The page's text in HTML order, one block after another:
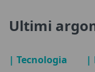
Ultimi
| Tecnologia |